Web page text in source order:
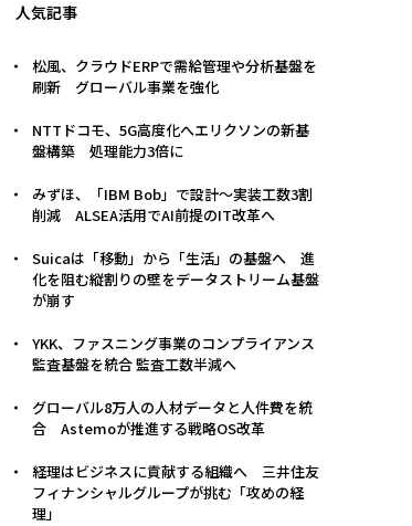
人気記事
松風、クラウドERPで需給管理や分析基盤を
刷新 グローバル事業を強化
NTTドコモ、5G高度化へエリクソンの新基
盤構築 処理能力3倍に
みずほ、「IBM Bob」で設計〜実装工数3割
削減 ALSEA活用でAI前提のIT改革へ
Suicaは「移動」から「生活」の基盤へ 進
化を阻む縦割りの壁をデータストリーム基盤
が崩す
YKK、ファスニング事業のコンプライアンス
監査基盤を統合 監査工数半減へ
グローバル8万人の人材データと人件費を統
合 Astemoが推進する戦略OS改革
経理はビジネスに貢献する組織へ 三井住友
フィナンシャルグループが挑む「攻めの経
理」